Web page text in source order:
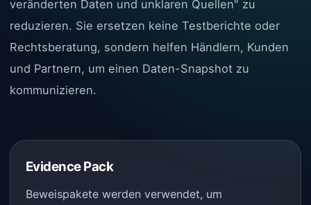
veränderten Daten und unklaren Quellen" zu
reduzieren. Sie ersetzen keine Testberichte oder
Rechtsberatung, sondern helfen Händlern, Kunden
und Partnern, um einen Daten-Snapshot zu
kommunizieren.
Evidence Pack
Beweispakete werden verwendet, um